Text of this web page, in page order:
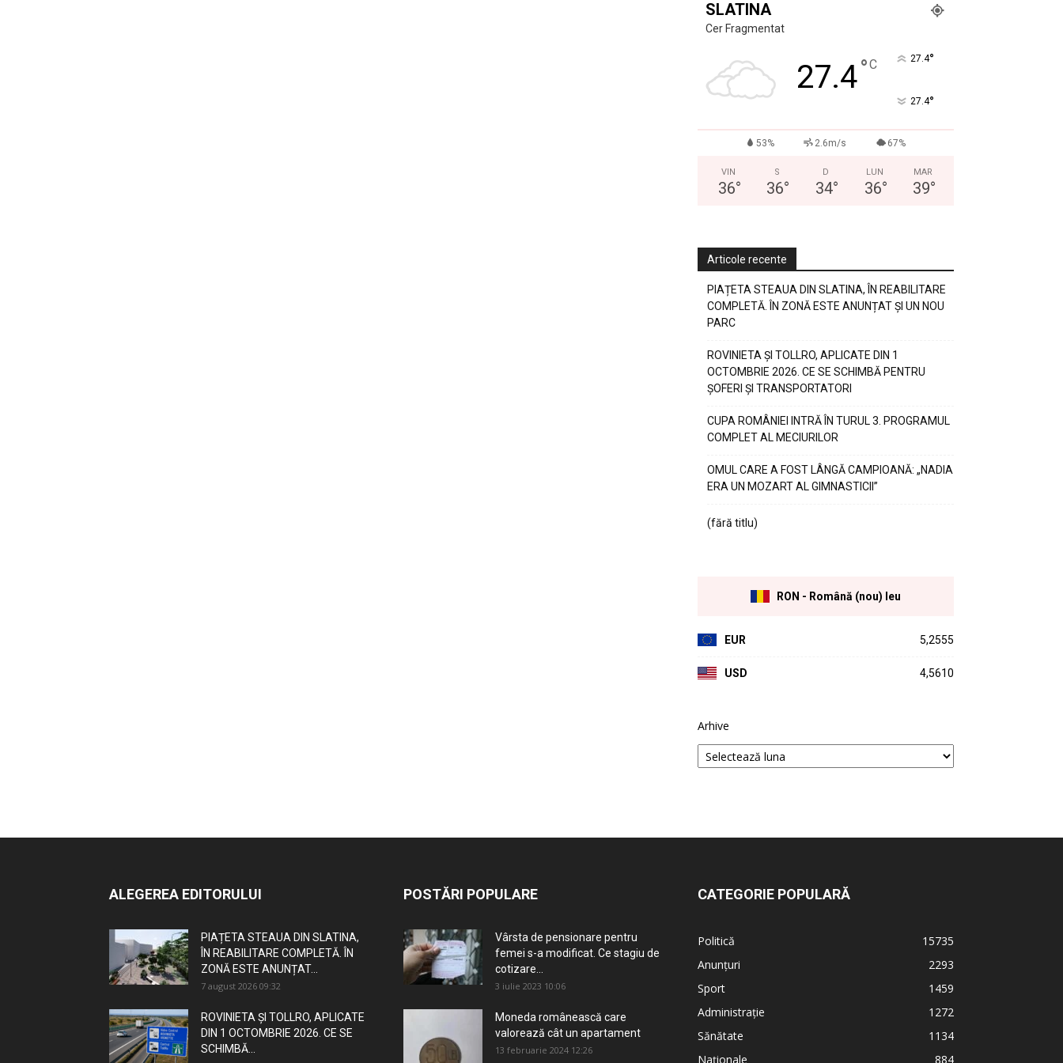
SLATINA
Cer Fragmentat
27.4°C 27.4°
27.4°
53% 2.6m/s 67%
VIN
36°
S
36°
D
34°
LUN
36°
MAR
39°
Articole recente
PIAȚETA STEAUA DIN SLATINA, ÎN REABILITARE
COMPLETĂ. ÎN ZONĂ ESTE ANUNȚAT ȘI UN NOU
PARC
ROVINIETA ȘI TOLLRO, APLICATE DIN 1
OCTOMBRIE 2026. CE SE SCHIMBĂ PENTRU
ȘOFERI ȘI TRANSPORTATORI
CUPA ROMÂNIEI INTRĂ ÎN TURUL 3. PROGRAMUL
COMPLET AL MECIURILOR
OMUL CARE A FOST LÂNGĂ CAMPIOANĂ: „NADIA
ERA UN MOZART AL GIMNASTICII”
(fără titlu)
RON - Română (nou) leu
EUR 5,2555
USD 4,5610
Arhive
ALEGEREA EDITORULUI
PIAȚETA STEAUA DIN SLATINA,
ÎN REABILITARE COMPLETĂ. ÎN
ZONĂ ESTE ANUNȚAT...
7 august 2026 09:32
ROVINIETA ȘI TOLLRO, APLICATE
DIN 1 OCTOMBRIE 2026. CE SE
SCHIMBĂ...
POSTĂRI POPULARE
Vârsta de pensionare pentru
femei s-a modificat. Ce stagiu de
cotizare...
3 iulie 2023 10:06
Moneda românească care
valorează cât un apartament
13 februarie 2024 12:26
CATEGORIE POPULARĂ
Politică
15735
Anunțuri
2293
Sport
1459
Administrație
1272
Sănătate
1134
Naționale
884